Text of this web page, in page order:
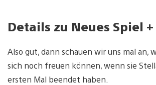
Details zu Neues Spiel +
Also gut, dann schauen wir uns mal an,
sich noch freuen können, wenn sie
ersten Mal beendet haben.